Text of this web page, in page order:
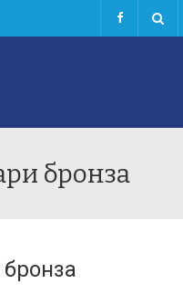
бронза